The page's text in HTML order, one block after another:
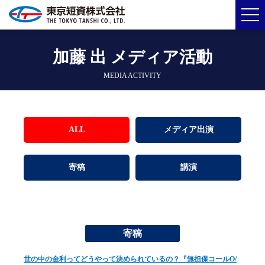
加藤 出 メディア活動
MEDIA ACTIVITY
ALL メディア出演
寄稿 講演
寄稿
世の中の金利ってどうやって決められているの？『無担保コールO/